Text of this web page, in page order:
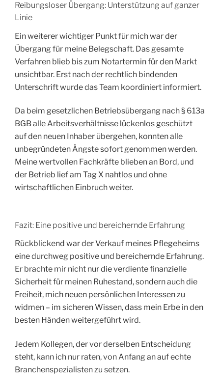
Reibungsloser Übergang: Unterstützung auf ganzer
Linie
Ein weiterer wichtiger Punkt für mich war der
Übergang für meine Belegschaft. Das gesamte
Verfahren blieb bis zum Notartermin für den Markt
unsichtbar. Erst nach der rechtlich bindenden
Unterschrift wurde das Team koordiniert informiert.
Da beim gesetzlichen Betriebsübergang nach § 613a
BGB alle Arbeitsverhältnisse lückenlos geschützt
auf den neuen Inhaber übergehen, konnten alle
unbegründeten Ängste sofort genommen werden.
Meine wertvollen Fachkräfte blieben an Bord, und
der Betrieb lief am Tag X nahtlos und ohne
wirtschaftlichen Einbruch weiter.
Fazit: Eine positive und bereichernde Erfahrung
Rückblickend war der Verkauf meines Pflegeheims
eine durchweg positive und bereichernde Erfahrung.
Er brachte mir nicht nur die verdiente finanzielle
Sicherheit für meinen Ruhestand, sondern auch die
Freiheit, mich neuen persönlichen Interessen zu
widmen – im sicheren Wissen, dass mein Erbe in den
besten Händen weitergeführt wird.
Jedem Kollegen, der vor derselben Entscheidung
steht, kann ich nur raten, von Anfang an auf echte
Branchenspezialisten zu setzen.